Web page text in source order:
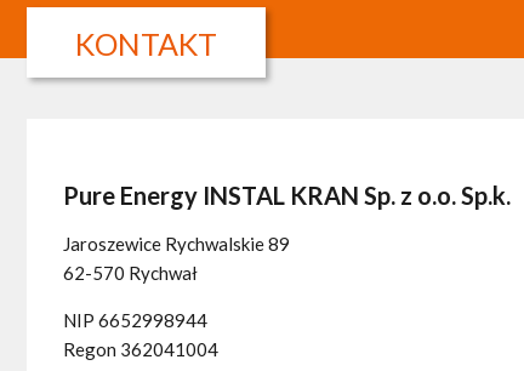
KONTAKT
Pure Energy INSTAL KRAN Sp. z o.o. Sp.k.
Jaroszewice Rychwalskie 89
62-570 Rychwał
NIP 6652998944
Regon 362041004